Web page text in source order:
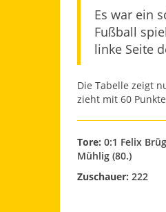
Es war ein
Fußball
linke Seite
Die Tabelle zeigt
zieht mit 60
Tore: 0:1 Felix
Mühlig (80.)
Zuschauer: 222